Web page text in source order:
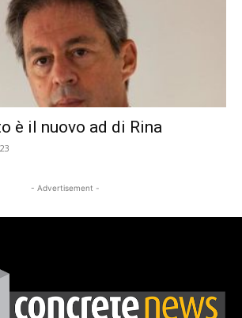
è il nuovo ad di Rina
- Advertisement -